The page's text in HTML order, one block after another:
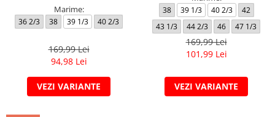
Marime:
36 2/3 38 39 1/3 40 2/3
169,99 Lei
94,98 Lei
VEZI VARIANTE
38 39 1/3 40 2/3
42
43 1/3
44 2/3 46 47 1/3
169,99 Lei
101,99 Lei
VEZI VARIANTE